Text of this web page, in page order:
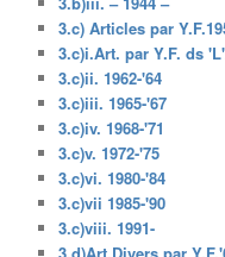
3.c) Articles par
3.c)i.Art. par Y.F. ds
3.c)ii. 1962-'64
3.c)iii. 1965-'67
3.c)iv. 1968-'71
3.c)v. 1972-'75
3.c)vi. 1980-'84
3.c)vii 1985-'90
3.c)viii. 1991-